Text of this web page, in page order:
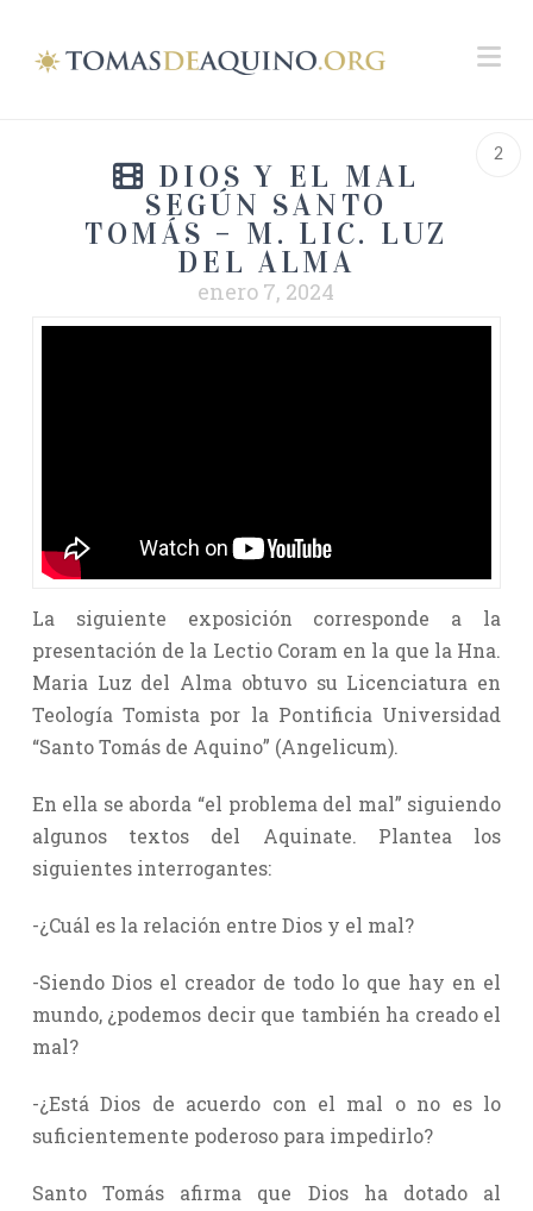
2
DIOS Y EL MAL
SEGÚN SANTO
TOMÁS – M. LIC. LUZ
DEL ALMA
enero 7, 2024
La siguiente exposición corresponde a la
presentación de la Lectio Coram en la que la Hna.
Maria Luz del Alma obtuvo su Licenciatura en
Teología Tomista por la Pontificia Universidad
“Santo Tomás de Aquino” (Angelicum).
En ella se aborda “el problema del mal” siguiendo
algunos textos del Aquinate. Plantea los
siguientes interrogantes:
-¿Cuál es la relación entre Dios y el mal?
-Siendo Dios el creador de todo lo que hay en el
mundo, ¿podemos decir que también ha creado el
mal?
-¿Está Dios de acuerdo con el mal o no es lo
suficientemente poderoso para impedirlo?
Santo Tomás afirma que Dios ha dotado al